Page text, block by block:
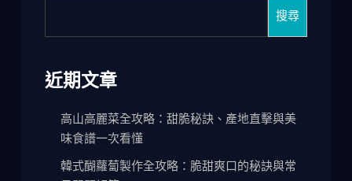
搜尋
近期文章
高山高麗菜全攻略：甜脆秘訣、產地直擊與美
味食譜一次看懂
韓式醐蘿蔔製作全攻略：脆甜爽口的秘訣與常